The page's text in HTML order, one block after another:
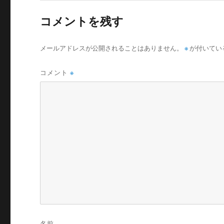
コメントを残す
メールアドレスが公開されることはありません。 ※ が付いて
コメント※